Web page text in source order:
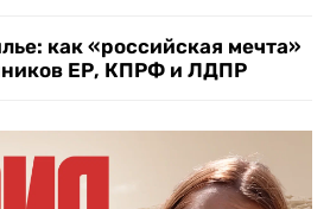
как «российская мечта»
ЕР, КПРФ и ЛДПР